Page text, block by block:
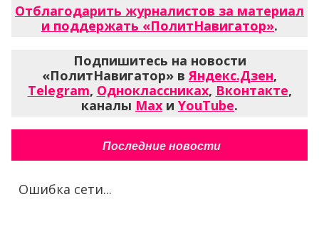
Отблагодарить журналистов за материал
и поддержать «ПолитНавигатор».
Подпишитесь на новости
«ПолитНавигатор» вЯндекс.Дзен,
Telegram, Одноклассниках, Вконтакте,
каналы Max и YouTube.
Последние новости
Ошибка сети...